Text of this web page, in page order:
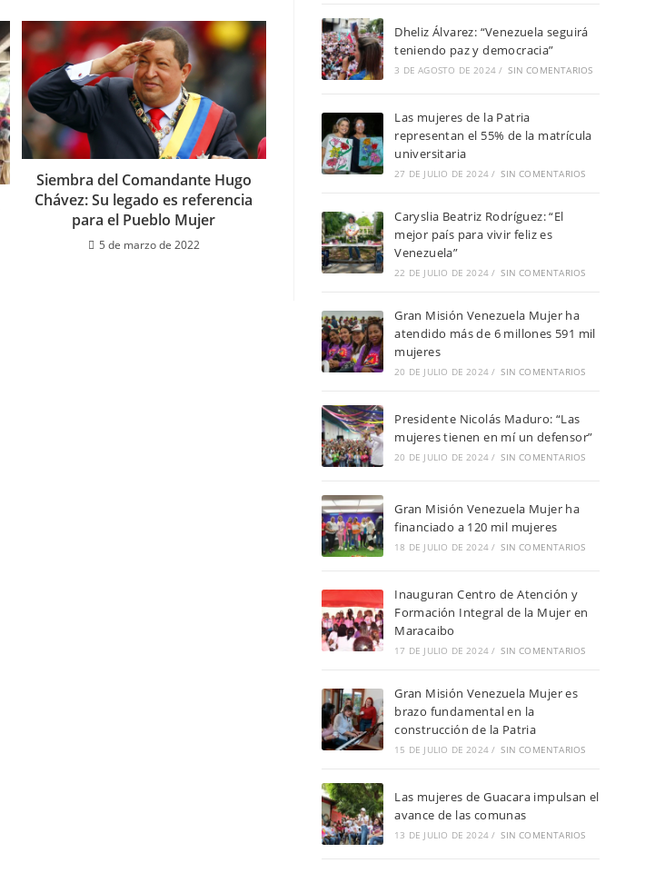
Siembra del Comandante Hugo
Chávez: Su legado es referencia
para el Pueblo Mujer
5 de marzo de 2022
Dheliz Álvarez: “Venezuela seguirá
teniendo paz y democracia”
3 DE AGOSTO DE 2024 / SIN COMENTARIOS
Las mujeres de la Patria
representan el 55% de la matrícula
universitaria
27 DE JULIO DE 2024 / SIN COMENTARIOS
Caryslia Beatriz Rodríguez: “El
mejor país para vivir feliz es
Venezuela”
22 DE JULIO DE 2024 / SIN COMENTARIOS
Gran Misión Venezuela Mujer ha
atendido más de 6 millones 591 mil
mujeres
20 DE JULIO DE 2024 / SIN COMENTARIOS
Presidente Nicolás Maduro: “Las
mujeres tienen en mí un defensor”
20 DE JULIO DE 2024 / SIN COMENTARIOS
Gran Misión Venezuela Mujer ha
financiado a 120 mil mujeres
18 DE JULIO DE 2024 / SIN COMENTARIOS
Inauguran Centro de Atención y
Formación Integral de la Mujer en
Maracaibo
17 DE JULIO DE 2024 / SIN COMENTARIOS
Gran Misión Venezuela Mujer es
brazo fundamental en la
construcción de la Patria
15 DE JULIO DE 2024 / SIN COMENTARIOS
Las mujeres de Guacara impulsan el
avance de las comunas
13 DE JULIO DE 2024 / SIN COMENTARIOS